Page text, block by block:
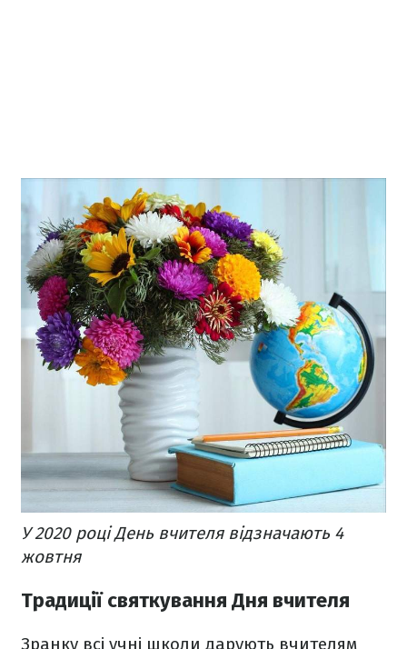
У 2020 році День вчителя відзначають 4
жовтня
Традиції святкування Дня вчителя
Зранку всі учні школи дарують вчителям